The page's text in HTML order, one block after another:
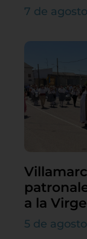
7 de
a la
5 de